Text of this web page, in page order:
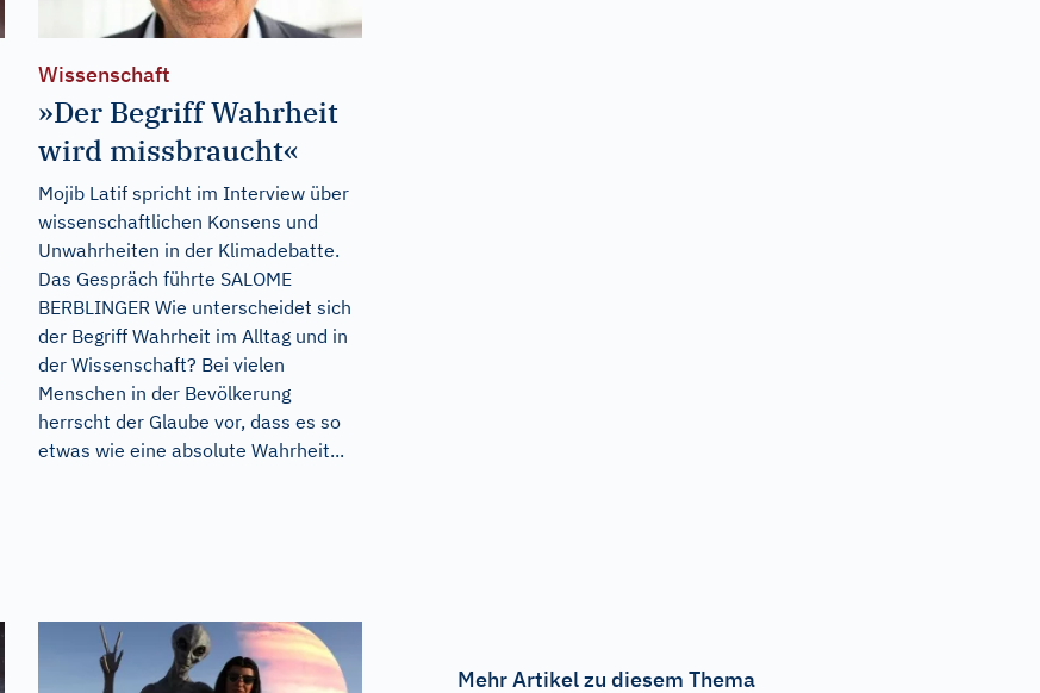
Wissenschaft
»Der Begriff Wahrheit
wird missbraucht«
Mojib Latif spricht im Interview über
wissenschaftlichen Konsens und
Unwahrheiten in der Klimadebatte.
Das Gespräch führte SALOME
BERBLINGER Wie unterscheidet sich
der Begriff Wahrheit im Alltag und in
der Wissenschaft? Bei vielen
Menschen in der Bevölkerung
herrscht der Glaube vor, dass es so
etwas wie eine absolute Wahrheit...
Mehr Artikel zu diesem Thema